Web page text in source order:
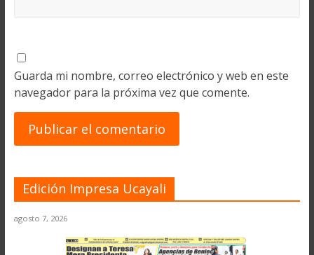
Guarda mi nombre, correo electrónico y web en este
navegador para la próxima vez que comente.
Edición Impresa Ucayali
agosto 7, 2026